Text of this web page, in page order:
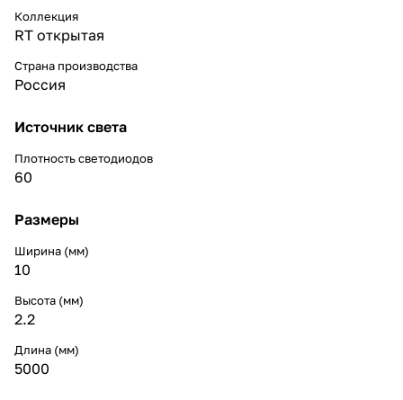
Коллекция
RT открытая
Страна производства
Россия
Источник света
Плотность светодиодов
60
Размеры
Ширина (мм)
10
Высота (мм)
2.2
Длина (мм)
5000